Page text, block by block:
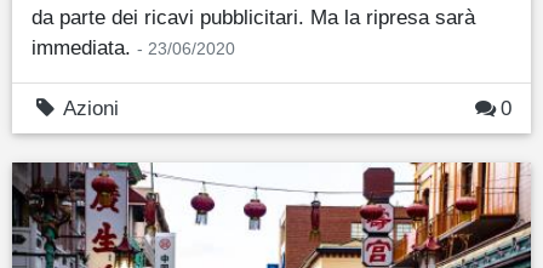
da parte dei ricavi pubblicitari. Ma la ripresa sarà
immediata. - 23/06/2020
Azioni 0